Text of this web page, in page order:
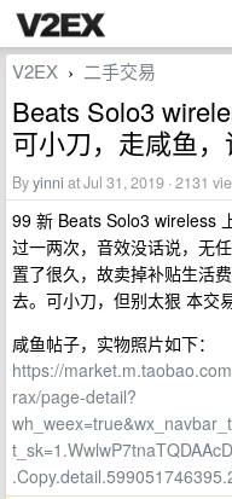
V2EX › 二手交易
Beats Solo3
可小刀，走咸鱼
Byyinni at Jul 31, 2019 · 2131
99 新 Beats Solo3 wireless
过一两次，音效没话说，无
置了很久，故卖掉补贴生活
去。可小刀，但别太狠 本交
咸鱼帖子，实物照片如下：
https://
rax/page-detail?